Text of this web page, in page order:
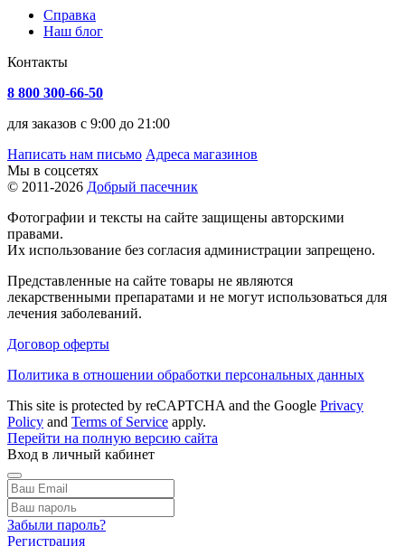
Справка
Наш блог
Контакты
8 800 300-66-50
для заказов с 9:00 до 21:00
Написать нам письмо Адреса магазинов
Мы в соцсетях
© 2011-2026 Добрый пасечник
Фотографии и тексты на сайте защищены авторскими
правами.
Их использование без согласия администрации запрещено.
Представленные на сайте товары не являются
лекарственными препаратами и не могут использоваться для
лечения заболеваний.
Договор оферты
Политика в отношении обработки персональных данных
This site is protected by reCAPTCHA and the Google Privacy
Policy and Terms of Service apply.
Перейти на полную версию сайта
Вход в личный кабинет
Забыли пароль?
Регистрация